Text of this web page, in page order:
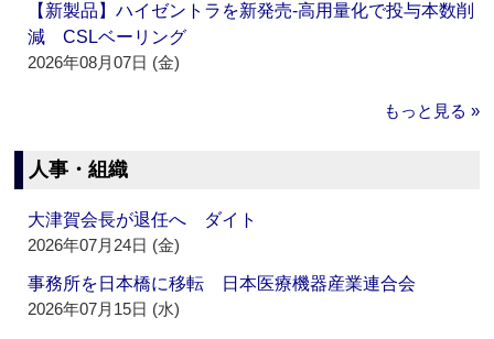
【新製品】ハイゼントラを新発売‐高用量化で投与本数削
減 CSLベーリング
2026年08月07日 (金)
もっと見る »
人事・組織
大津賀会長が退任へ ダイト
2026年07月24日 (金)
事務所を日本橋に移転 日本医療機器産業連合会
2026年07月15日 (水)